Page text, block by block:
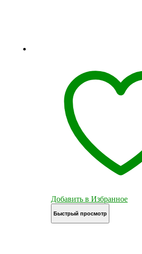
Добавить в Избранное
Быстрый просмотр